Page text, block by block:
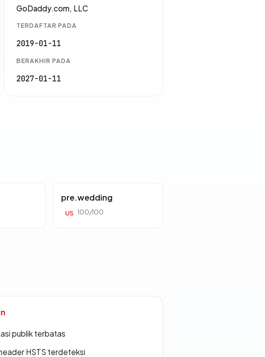
GoDaddy.com, LLC
TERDAFTAR PADA
2019-01-11
BERAKHIR PADA
2027-01-11
pre.wedding
US 100/100
publik terbatas
HSTS terdeteksi